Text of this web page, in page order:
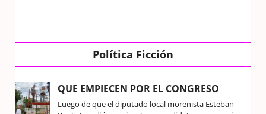
Política Ficción
QUE EMPIECEN POR EL CONGRESO
Luego de que el diputado local morenista Esteban